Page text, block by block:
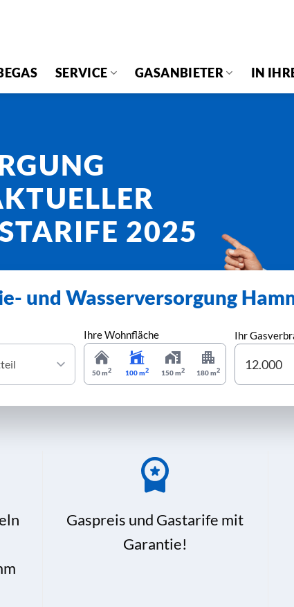
SERVICE GASANBIETER IN
2025
und Wasserversorgung
Ihre Wohnfläche
50 m2 100 m2 150 m2 180 m2
Ihr
Gaspreis und Gastarife mit
Garantie!